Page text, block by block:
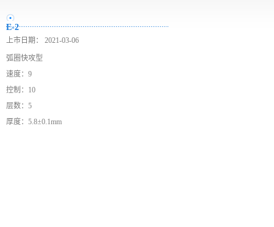
E-2
上市日期： 2021-03-06
弧圈快攻型
速度：9
控制：10
层数：5
厚度：5.8±0.1mm